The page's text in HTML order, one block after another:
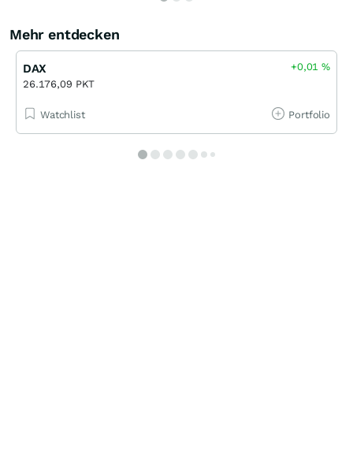
Mehr entdecken
DAX
26.176,09 PKT
+0,01%
Watchlist Portfolio